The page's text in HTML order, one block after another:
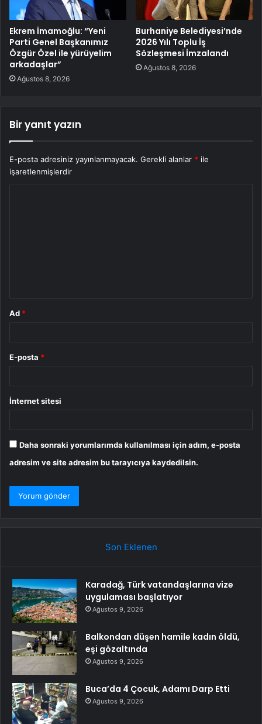
Ekrem İmamoğlu: “Yeni
Parti Genel Başkanımız
Özgür Özel ile yürüyelim
arkadaşlar”
Ağustos 8, 2026
Burhaniye Belediyesi’nde
2026 Yılı Toplu İş
Sözleşmesi İmzalandı
Ağustos 8, 2026
Bir yanıt yazın
E-posta adresiniz yayınlanmayacak. Gerekli alanlar * ile
işaretlenmişlerdir
Ad *
E-posta *
İnternet sitesi
Daha sonraki yorumlarımda kullanılması için adım, e-posta
adresim ve site adresim bu tarayıcıya kaydedilsin.
Son Eklenen
Karadağ, Türk vatandaşlarına vize
uygulaması başlatıyor
Ağustos 9, 2026
Balkondan düşen hamile kadın öldü,
eşi gözaltında
Ağustos 9, 2026
Buca’da 4 Çocuk, Adamı Darp Etti
Ağustos 9, 2026